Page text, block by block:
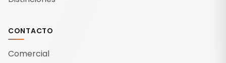
CONTACTO
Comercial